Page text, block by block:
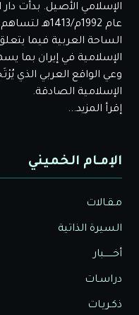
الإسلامي الأصيل. بدأت دار
عام 1992م/
الساحة العربية فيما
الإسلامية في إيران بما
وعي الواقع العربي الذي
الإسلامية الصادقة.
إقرأ المزيد...
الإمـام الخميني
مـقـالات
السيرة الذاتية
أخــــــبار
دراسـات
ذكـريـات